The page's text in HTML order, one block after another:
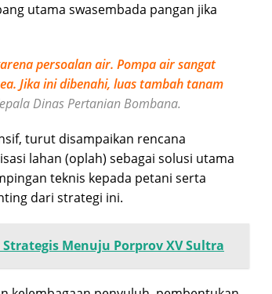
utama swasembada pangan jika
persoalan air. Pompa air sangat
Jika ini dibenahi, luas tambah tanam
Dinas Pertanian Bombana.
turut disampaikan rencana
lahan (oplah) sebagai solusi utama
teknis kepada petani serta
dari strategi ini.
Menuju Porprov XV Sultra